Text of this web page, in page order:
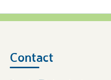
Contact